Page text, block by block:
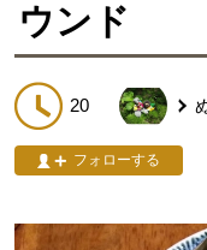
ウンド
20
フォローする